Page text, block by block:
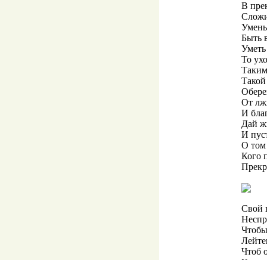
В
Быть
То
Такой
От
И
Дай
И
О том
Кого
Свой
Чтобы
Чтоб